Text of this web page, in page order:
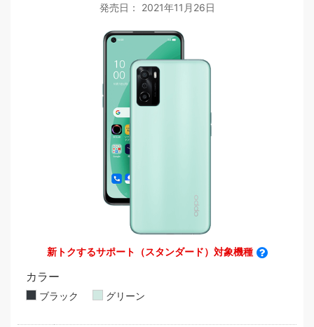
発売日： 2021年11月26日
新トクするサポート（スタンダード）対象機種
カラー
ブラック グリーン